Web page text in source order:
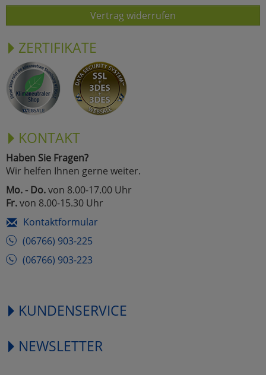
Vertrag widerrufen
ZERTIFIKATE
KONTAKT
Haben Sie Fragen?
Wir helfen Ihnen gerne weiter.
Mo. - Do.von 8.00-17.00 Uhr
Fr.von 8.00-15.30 Uhr
Kontaktformular
(06766) 903-225
(06766) 903-223
KUNDENSERVICE
NEWSLETTER